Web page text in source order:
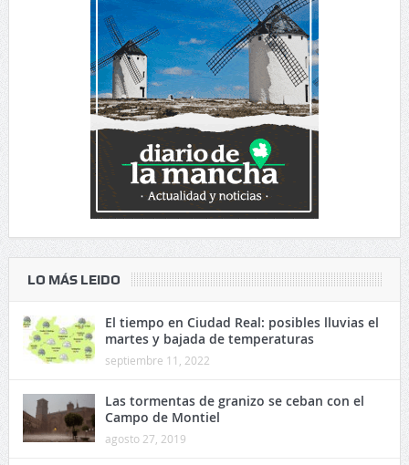
LO MÁS LEIDO
El tiempo en Ciudad Real: posibles lluvias el
martes y bajada de temperaturas
septiembre 11, 2022
Las tormentas de granizo se ceban con el
Campo de Montiel
agosto 27, 2019